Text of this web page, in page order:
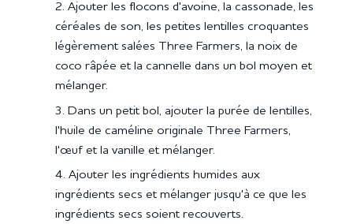
Ajouter les flocons d'avoine, la cassonade, les
céréales de son, les petites lentilles croquantes
légèrement salées Three Farmers, la noix de
coco râpée et la cannelle dans un bol moyen et
mélanger.
Dans un petit bol, ajouter la purée de lentilles,
l'huile de caméline originale Three Farmers,
l'œuf et la vanille et mélanger.
Ajouter les ingrédients humides aux
ingrédients secs et mélanger jusqu'à ce que les
ingrédients secs soient recouverts.